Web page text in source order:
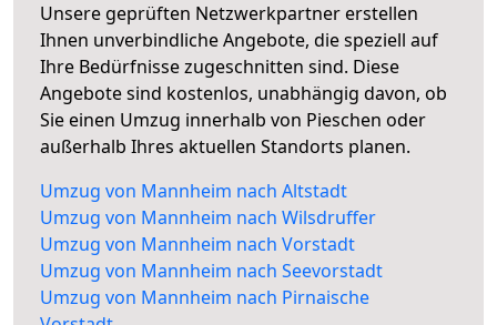
Unsere geprüften Netzwerkpartner erstellen
Ihnen unverbindliche Angebote, die speziell auf
Ihre Bedürfnisse zugeschnitten sind. Diese
Angebote sind kostenlos, unabhängig davon, ob
Sie einen Umzug innerhalb von Pieschen oder
außerhalb Ihres aktuellen Standorts planen.
Umzug von Mannheim nach Altstadt
Umzug von Mannheim nach Wilsdruffer
Umzug von Mannheim nach Vorstadt
Umzug von Mannheim nach Seevorstadt
Umzug von Mannheim nach Pirnaische